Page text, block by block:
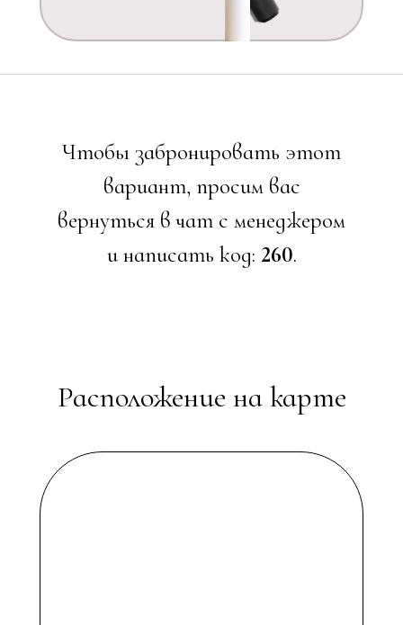
Чтобы забронировать этот
вариант, просим вас
вернуться в чат с менеджером
и написать код: 260.
Расположение на карте